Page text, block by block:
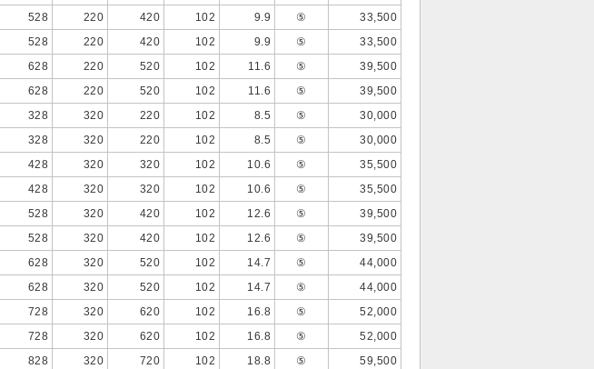
528 220 420 102 9.9 ⑤
33,500
528 220 420 102 9.9 ⑤
33,500
628 220 520 102 11.6 ⑤
39,500
628 220 520 102 11.6 ⑤
39,500
328 320 220 102 8.5 ⑤
30,000
328 320 220 102 8.5 ⑤
30,000
428 320 320 102 10.6 ⑤
35,500
428 320 320 102 10.6 ⑤
35,500
528 320 420 102 12.6 ⑤
39,500
528 320 420 102 12.6 ⑤
39,500
628 320 520 102 14.7 ⑤
44,000
628 320 520 102 14.7 ⑤
44,000
728 320 620 102 16.8 ⑤
52,000
728 320 620 102 16.8 ⑤
52,000
828 320 720 102 18.8 ⑤
59,500